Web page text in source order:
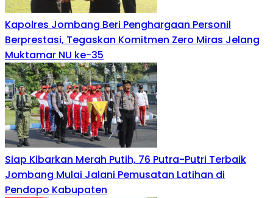
Kapolres Jombang Beri Penghargaan Personil
Berprestasi, Tegaskan Komitmen Zero Miras Jelang
Muktamar NU ke-35
Siap Kibarkan Merah Putih, 76 Putra-Putri Terbaik
Jombang Mulai Jalani Pemusatan Latihan di
Pendopo Kabupaten